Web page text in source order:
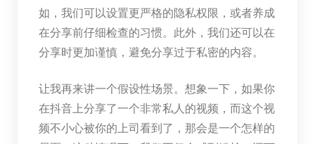
如，我们可以设置更严格的隐私权限，或者养成
在分享前仔细检查的习惯。此外，我们还可以在
分享时更加谨慎，避免分享过于私密的内容。
让我再来讲一个假设性场景。想象一下，如果你
在抖音上分享了一个非常私人的视频，而这个视
频不小心被你的上司看到了，那会是一个怎样的